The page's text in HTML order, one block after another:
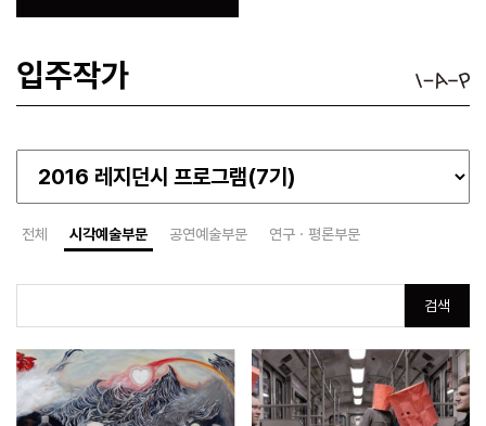
입주작가
전체 시각예술부문 공연예술부문 연구ㆍ평론부문
검색